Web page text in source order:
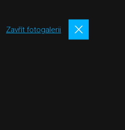
Zavřít fotogalerii